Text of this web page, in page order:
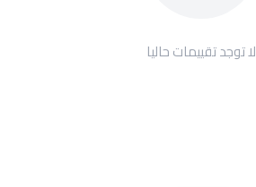
لا توجد تقييمات حاليا